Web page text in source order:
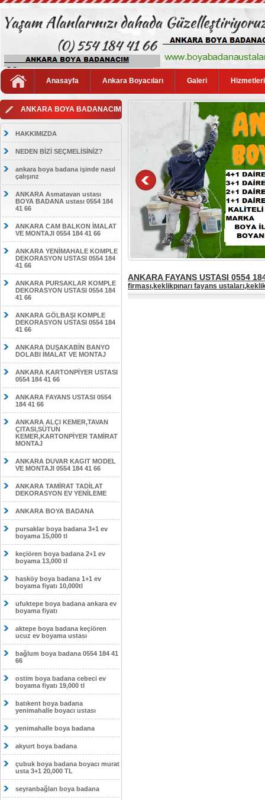
Anasayfa Ankara Boyacıları Galeri
ANKARA BOYA BADANACIM
HAKKIMIZDA
NEDEN BİZİ SEÇMELİSİNİZ?
ankara boya badana işinde nasıl
çalışırız
ANKARA Asmatavan ustası
BOYA BADANA ustası 0554 184
41 66
ANKARA CAM BALKON İMALAT
VE MONTAJI 0554 184 41 66
ANKARA YENİMAHALE KOMPLE
DEKORASYON USTASI 0554 184
41 66
ANKARA PURSAKLAR KOMPLE
DEKORASYON USTASI 0554 184
41 66
ANKARA GÖLBAŞI KOMPLE
DEKORASYON USTASI 0554 184
41 66
ANKARA DUŞAKABİN BANYO
DOLABI İMALAT VE MONTAJ
ANKARA KARTONPİYER USTASI
0554 184 41 66
ANKARA FAYANS USTASI 0554
184 41 66
ANKARA ALÇI KEMER,TAVAN
ÇITASI,SÜTUN
KEMER,KARTONPİYER TAMİRAT
MONTAJ
ANKARA DUVAR KAGIT MODEL
VE MONTAJI 0554 184 41 66
ANKARA TAMİRAT TADİLAT
DEKORASYON EV YENİLEME
ANKARA BOYA BADANA
pursaklar boya badana 3+1 ev
boyama 15,000 tl
keçiören boya badana 2+1 ev
boyama 13,000 tl
hasköy boya badana 1+1 ev
boyama fiyatı 10,000tl
ufuktepe boya badana ankara ev
boyama fiyatı
aktepe boya badana keçiören
ucuz ev boyama ustası
bağlum boya badana 0554 184 41
66
ostim boya badana cebeci ev
boyama fiyatı 19,000 tl
batıkent boya badana
yenimahalle boyacı ustası
yenimahalle boya badana
akyurt boya badana
çubuk boya badana boyacı murat
usta 3+1 20,000 TL
seyranbağları boya badana
ANKARA FAYANS USTASI 0554
firması,keklikpınarı fayans